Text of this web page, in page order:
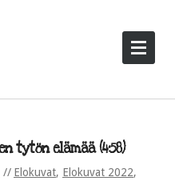
tytön elämää (4:58)
Elokuvat, Elokuvat 2022,